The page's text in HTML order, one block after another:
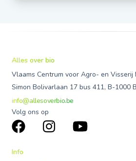
Alles over bio
Vlaams Centrum voor Agro- en Visserij
Simon Bolivarlaan 17 bus 411, B-1000
info@allesoverbio.be
Volg ons op
Info